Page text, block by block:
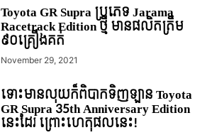
Toyota GR Supra ប្រភេទ Jarama
Racetrack Edition ថ្មី មានផលិតត្រឹម
៩០គ្រឿងគត់
November 29, 2021
ទោះមានលុយក៏ពិបាកទិញឡាន Toyota
GR Supra 35th Anniversary Edition
នេះដែរ ព្រោះហេតុផលនេះ!